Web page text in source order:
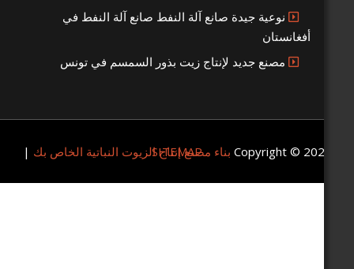
نوعية جيدة صانع آلة النفط صانع آلة النفط في
مصنع جديد لإنتاج زيت بذور السمسم في تونس
بناء مصنع إنتاج الزيوت النباتية الخاص بك| SITEMAP